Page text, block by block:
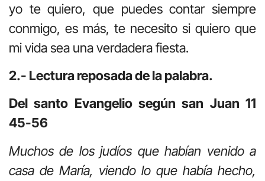
yo te quiero, que puedes contar siempre
conmigo, es más, te necesito si quiero que
mi vida sea una verdadera fiesta.
2.- Lectura reposada de la palabra.
Del santo Evangelio según san Juan 11
45-56
Muchos de los judíos que habían venido a
casa de María, viendo lo que había hecho,